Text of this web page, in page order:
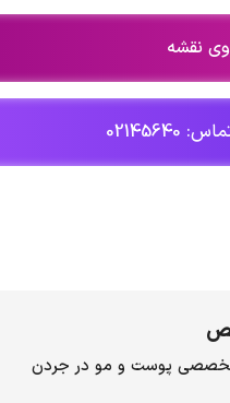
نقشه
پوست و مو در جردن